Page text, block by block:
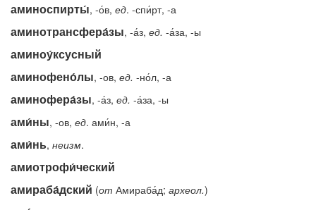
аминоспирты́, -о́в, ед. -спи́рт, -а
аминотрансфера́зы, -а́з, ед. -а́за, -ы
аминоу́ксусный
аминофено́лы, -ов, ед. -но́л, -а
аминофера́зы, -а́з, ед. -а́за, -ы
ами́ны, -ов, ед. ами́н, -а
ами́нь, неизм.
амиотрофи́ческий
амираба́дский (от Амираба́д; археол.)